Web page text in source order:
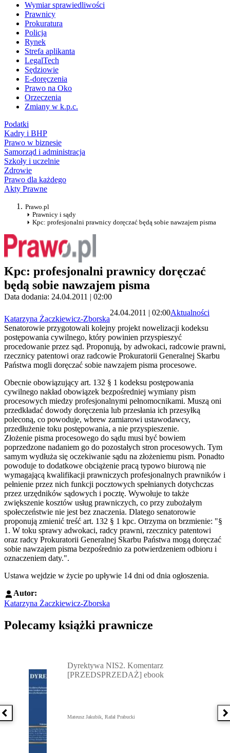
Wymiar sprawiedliwości
Prawnicy
Prokuratura
Policja
Rynek
Strefa aplikanta
LegalTech
Sędziowie
E-doręczenia
Prawo na Oko
Orzeczenia
Zmiany w k.p.c.
Podatki
Kadry i BHP
Prawo w biznesie
Samorząd i administracja
Szkoły i uczelnie
Zdrowie
Prawo dla każdego
Akty Prawne
Prawo.pl
Prawnicy i sądy
Kpc: profesjonalni prawnicy doręczać będą sobie nawzajem pisma
Kpc: profesjonalni prawnicy doręczać
będą sobie nawzajem pisma
Data dodania: 24.04.2011 | 02:00
Katarzyna Żaczkiewicz-Zborska
24.04.2011 | 02:00Aktualności
Senatorowie przygotowali kolejny projekt nowelizacji kodeksu
postępowania cywilnego, który powinien przyspieszyć
procedowanie przez sąd. Proponują, by adwokaci, radcowie prawni,
rzecznicy patentowi oraz radcowie Prokuratorii Generalnej Skarbu
Państwa mogli doręczać sobie nawzajem pisma procesowe.
Obecnie obowiązujący art. 132 § 1 kodeksu postępowania
cywilnego nakład obowiązek bezpośredniej wymiany pism
procesowych miedzy profesjonalnymi pełnomocnikami. Muszą oni
przedkładać dowody doręczenia lub przesłania ich przesyłką
poleconą, co powoduje, wbrew zamiarowi ustawodawcy,
przedłużenie toku postępowania, a nie przyspieszenie.
Złożenie pisma procesowego do sądu musi być bowiem
poprzedzone nadaniem go do pozostałych stron procesowych. Tym
samym wydłuża się oczekiwanie sądu na złożeniemu pism. Ponadto
powoduje to dodatkowe obciążenie pracą typowo biurową nie
wymagającą kwalifikacji prawniczych profesjonalnych prawników i
pełnienie przez nich funkcji pocztowych spełnianych dotychczas
przez urzędników sądowych i pocztę. Wywołuje to także
zwiększenie kosztów usług prawniczych, co przy zubożałym
społeczeństwie nie jest bez znaczenia. Dlatego senatorowie
proponują zmienić treść art. 132 § 1 kpc. Otrzyma on brzmienie: "§
1. W toku sprawy adwokaci, radcy prawni, rzecznicy patentowi
oraz radcy Prokuratorii Generalnej Skarbu Państwa mogą doręczać
sobie nawzajem pisma bezpośrednio za potwierdzeniem odbioru i
oznaczeniem daty.".
Ustawa wejdzie w życie po upływie 14 dni od dnia ogłoszenia.
Autor:
Katarzyna Żaczkiewicz-Zborska
Polecamy książki prawnicze
Poprzednia książka
Dyrektywa NIS2. Komentarz
[PRZEDSPRZEDAŻ] ebook
Mateusz Jakubik, Rafał Prabucki